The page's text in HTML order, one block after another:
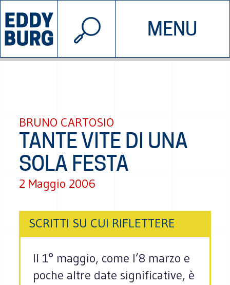
MENU
INIZIATIVE CHI SIAMO
© 2026 EDDYBURG
BRUNO CARTOSIO
TANTE VITE DI UNA
SOLA FESTA
2 Maggio 2006
SCRITTI SU CUI RIFLETTERE
Il 1° maggio, come l’8 marzo e
poche altre date significative, è